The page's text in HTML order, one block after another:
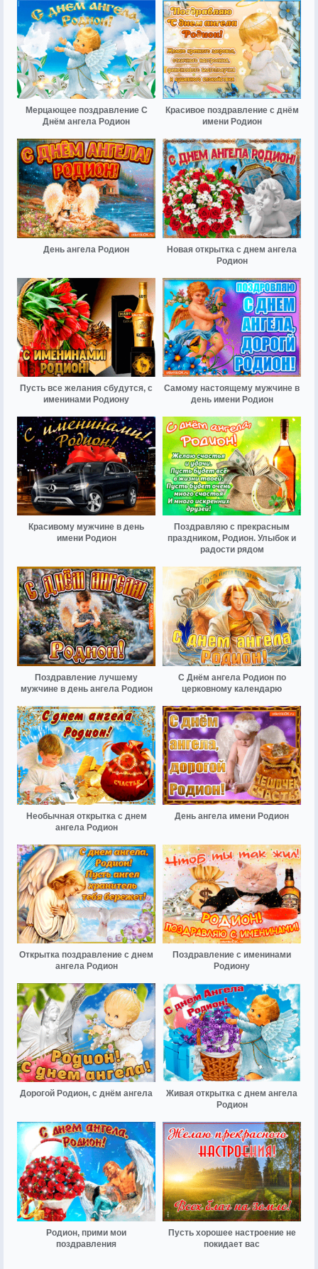
Мерцающее поздравление С
Днём ангела Родион
Красивое поздравление с днём
имени Родион
День ангела Родион
Новая открытка с днем ангела
Родион
Пусть все желания сбудутся, с
именинами Родиону
Самому настоящему мужчине в
день имени Родион
Красивому мужчине в день
имени Родион
Поздравляю с прекрасным
праздником, Родион. Улыбок и
радости рядом
Поздравление лучшему
мужчине в день ангела Родион
С Днём ангела Родион по
церковному календарю
Необычная открытка с днем
ангела Родион
День ангела имени Родион
Открытка поздравление с днем
ангела Родион
Поздравление с именинами
Родиону
Дорогой Родион, с днём ангела
Живая открытка с днем ангела
Родион
Родион, прими мои
поздравления
Пусть хорошее настроение не
покидает вас